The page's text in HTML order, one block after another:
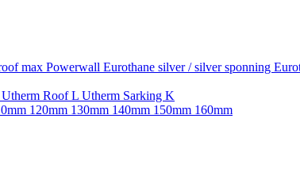
max Powerwall Eurothane silver / silver sponning
Utherm Roof L Utherm Sarking K
120mm 130mm 140mm 150mm 160mm